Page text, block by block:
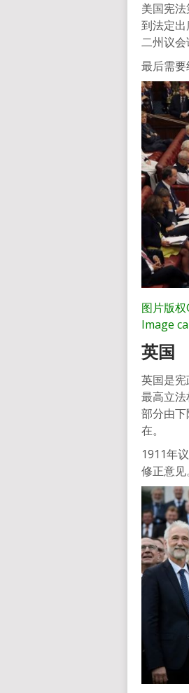
美国宪
到法定
二州议会
最后需要
图片版权
Image
英国
英国是
最高立
部分由
在。
1911年
修正意见